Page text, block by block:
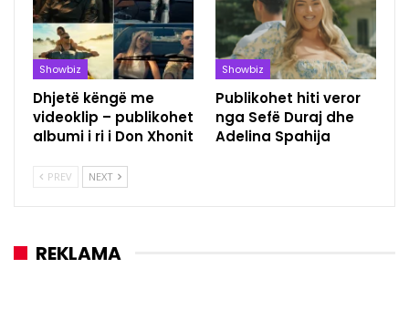
Showbiz
Dhjetë këngë me
videoklip – publikohet
albumi i ri i Don Xhonit
Showbiz
Publikohet hiti veror
nga Sefë Duraj dhe
Adelina Spahija
PREV NEXT
REKLAMA